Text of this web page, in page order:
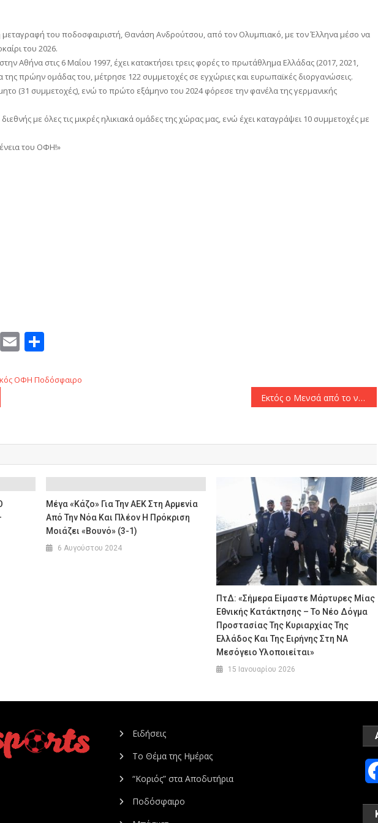
του ποδοσφαιριστή, Θανάση Ανδρούτσου, από τον Ολυμπιακό, με τον Έλληνα μέσο να
του 2026.
Αθήνα στις 6 Μαΐου 1997, έχει κατακτήσει τρεις φορές το πρωτάθλημα Ελλάδας (2017, 2021,
της πρώην ομάδας του, μέτρησε 122 συμμετοχές σε εγχώριες και ευρωπαϊκές διοργανώσεις.
(31 συμμετοχές), ενώ το πρώτο εξάμηνο του 2024 φόρεσε την φανέλα της γερμανικής
με όλες τις μικρές ηλικιακά ομάδες της χώρας μας, ενώ έχει καταγράψει 10 συμμετοχές με
του ΟΦΗ!»
Skype
Email
ΟΦΗ Ποδόσφαιρο
Εκτός ο Μενσά από το ντέρμπι του ΟΑΚΑ
Μέγα «κάζο» Για Την ΑΕΚ Στη Αρμενία
Από Την Νόα Και Πλέον Η Πρόκριση
Μοιάζει «βουνό» (3-1)
6 Αυγούστου 2024
ΠτΔ: «Σήμερα Είμαστε Μάρτυρες Μίας
Εθνικής Κατάκτησης – Το Νέο Δόγμα
Προστασίας Της Κυριαρχίας Της
Ελλάδος Και Της Ειρήνης Στη ΝΑ
Μεσόγειο Υλοποιείται»
15 Ιανουαρίου 2026
Ειδήσεις
Το Θέμα της Ημέρας
“Κοριός” στα Αποδυτήρια
Ποδόσφαιρο